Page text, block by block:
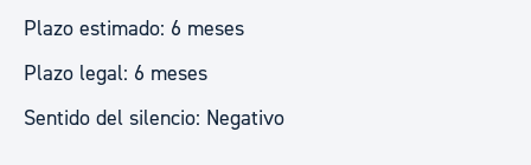
Plazo estimado: 6 meses
Plazo legal: 6 meses
Sentido del silencio: Negativo